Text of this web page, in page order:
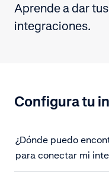
Aprende a dar
integraciones.
Configura tu
¿Dónde puedo
para conectar mi